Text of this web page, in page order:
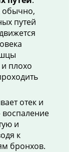
обычно,
путей
плохо
отек и
воспаление
и
к
бронхов.